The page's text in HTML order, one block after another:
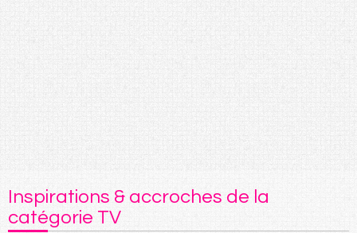
Inspirations & accroches de la
catégorie TV